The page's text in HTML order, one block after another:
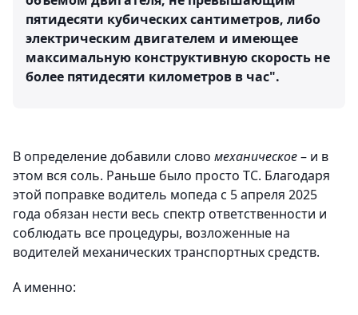
пятидесяти кубических сантиметров, либо
электрическим двигателем и имеющее
максимальную конструктивную скорость не
более пятидесяти километров в час".
В определение добавили слово механическое– и в
этом вся соль. Раньше было просто ТС. Благодаря
этой поправке водитель мопеда с 5 апреля 2025
года обязан нести весь спектр ответственности и
соблюдать все процедуры, возложенные на
водителей механических транспортных средств.
А именно: